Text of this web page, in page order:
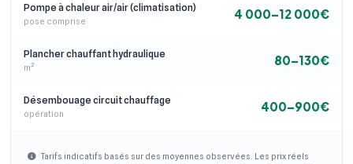
Pompe à chaleur air/air (climatisation)
pose comprise 4 000–12 000€
Plancher chauffant hydraulique
m² 80–130€
Désembouage circuit chauffage
opération 400–900€
Tarifs indicatifs basés sur des moyennes observées. Les prix réels